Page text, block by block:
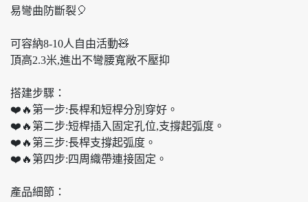
易彎曲防斷裂🎈
可容納8-10人自由活動🧸
頂高2.3米,進出不彎腰寬敞不壓抑
搭建步驟：
❤️🔥第一步:長桿和短桿分別穿好。
❤️🔥第二步:短桿插入固定孔位,支撐起弧度。
❤️🔥第三步:長桿支撐起弧度。
❤️🔥第四步:四周織帶連接固定。
產品細節：